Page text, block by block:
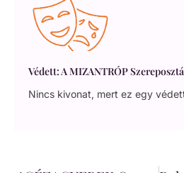
Védett: A MIZANTRÓP
Nincs kivonat, mert ez egy